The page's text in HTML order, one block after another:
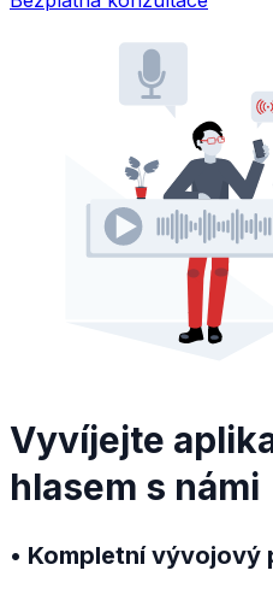
Vyvíjejte
hlasem s námi
• Kompletní vývojový